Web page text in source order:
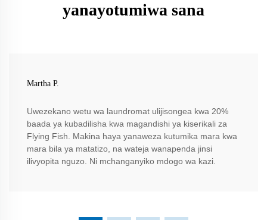
yanayotumiwa sana
Martha P.
Uwezekano wetu wa laundromat ulijisongea kwa 20%
baada ya kubadilisha kwa magandishi ya kiserikali za
Flying Fish. Makina haya yanaweza kutumika mara kwa
mara bila ya matatizo, na wateja wanapenda jinsi
ilivyopita nguzo. Ni mchanganyiko mdogo wa kazi.